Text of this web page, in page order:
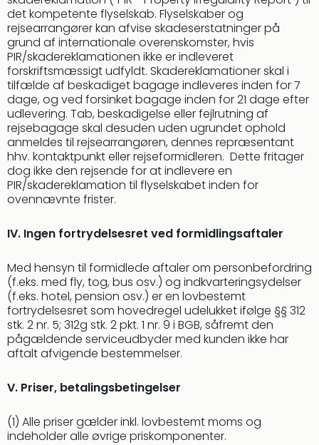
det kompetente flyselskab. Flyselskaber og
rejsearrangører kan afvise skadeserstatninger på
grund af internationale overenskomster, hvis
PIR/skadereklamationen ikke er indleveret
forskriftsmæssigt udfyldt. Skadereklamationer skal i
tilfælde af beskadiget bagage indleveres inden for 7
dage, og ved forsinket bagage inden for 21 dage efter
udlevering. Tab, beskadigelse eller fejlrutning af
rejsebagage skal desuden uden ugrundet ophold
anmeldes til rejsearrangøren, dennes repræsentant
hhv. kontaktpunkt eller rejseformidleren. Dette fritager
dog ikke den rejsende for at indlevere en
PIR/skadereklamation til flyselskabet inden for
ovennævnte frister.
IV. Ingen fortrydelsesret ved formidlingsaftaler
Med hensyn til formidlede aftaler om personbefordring
(f.eks. med fly, tog, bus osv.) og indkvarteringsydelser
(f.eks. hotel, pension osv.) er en lovbestemt
fortrydelsesret som hovedregel udelukket ifølge §§ 312
stk. 2 nr. 5; 312g stk. 2 pkt. 1 nr. 9 i BGB, såfremt den
pågældende serviceudbyder med kunden ikke har
aftalt afvigende bestemmelser.
V. Priser, betalingsbetingelser
(1) Alle priser gælder inkl. lovbestemt moms og
indeholder alle øvrige priskomponenter.